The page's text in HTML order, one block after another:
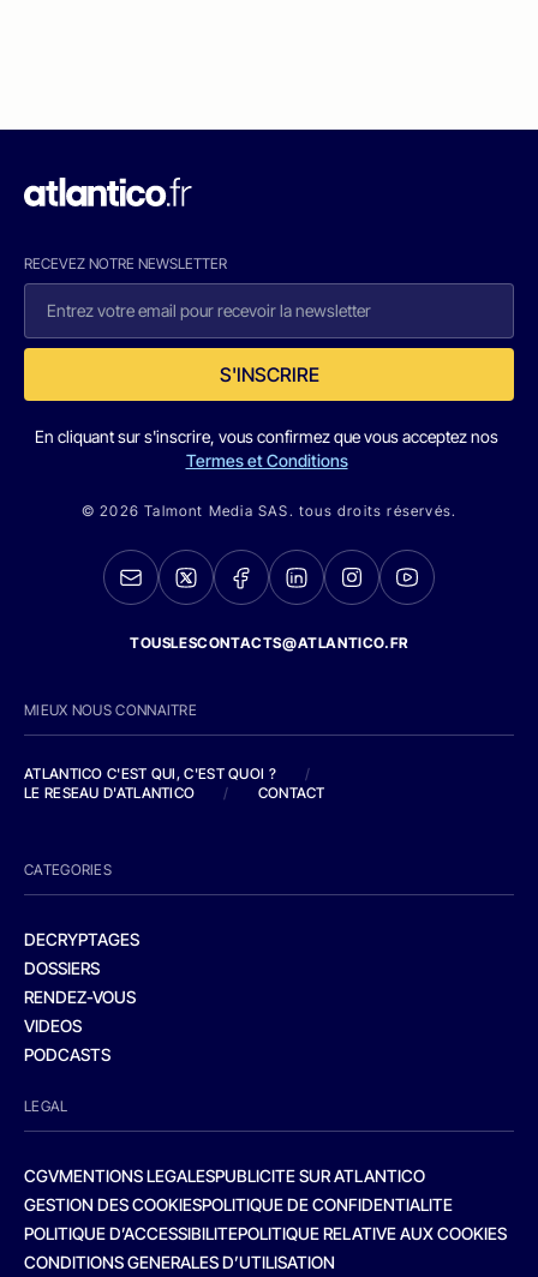
RECEVEZ NOTRE NEWSLETTER
S'INSCRIRE
En cliquant sur s'inscrire, vous confirmez que vous acceptez nos
Termes et Conditions
© 2026 Talmont Media SAS. tous droits réservés.
TOUSLESCONTACTS@ATLANTICO.FR
MIEUX NOUS CONNAITRE
ATLANTICO C'EST QUI, C'EST QUOI ?
/
LE RESEAU D'ATLANTICO
/ CONTACT
CATEGORIES
DECRYPTAGES
DOSSIERS
RENDEZ-VOUS
VIDEOS
PODCASTS
LEGAL
CGVMENTIONS LEGALESPUBLICITE SUR ATLANTICO
GESTION DES COOKIESPOLITIQUE DE CONFIDENTIALITE
POLITIQUE D’ACCESSIBILITEPOLITIQUE RELATIVE AUX COOKIES
CONDITIONS GENERALES D’UTILISATION